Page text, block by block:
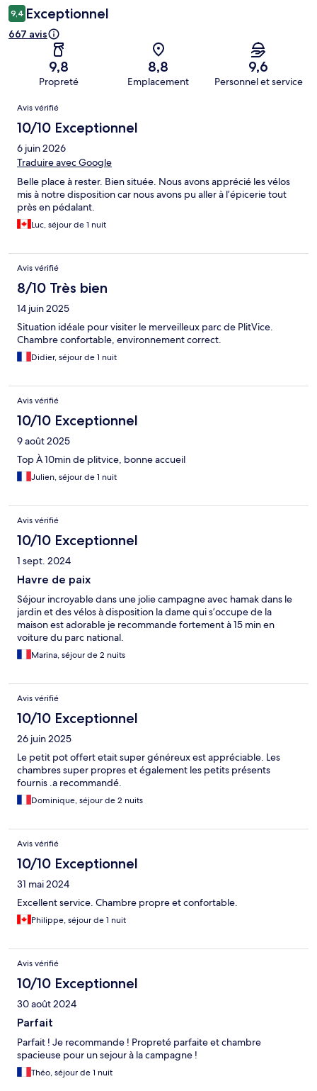
9,4 Exceptionnel
667 avis
9,8
Propreté
8,8
Emplacement
9,6
Personnel et service
Avis
Avis vérifié
10/10 Exceptionnel
6 juin 2026
Traduire avec Google
Belle place à rester. Bien située. Nous avons apprécié les vélos
mis à notre disposition car nous avons pu aller à l’épicerie tout
près en pédalant.
Luc, séjour de 1 nuit
Avis vérifié
8/10 Très bien
14 juin 2025
Situation idéale pour visiter le merveilleux parc de PlitVice.
Chambre confortable, environnement correct.
Didier, séjour de 1 nuit
Avis vérifié
10/10 Exceptionnel
9 août 2025
Top À 10min de plitvice, bonne accueil
Julien, séjour de 1 nuit
Avis vérifié
10/10 Exceptionnel
1 sept. 2024
Havre de paix
Séjour incroyable dans une jolie campagne avec hamak dans le
jardin et des vélos à disposition la dame qui s’occupe de la
maison est adorable je recommande fortement à 15 min en
voiture du parc national.
Marina, séjour de 2 nuits
Avis vérifié
10/10 Exceptionnel
26 juin 2025
Le petit pot offert etait super généreux est appréciable. Les
chambres super propres et également les petits présents
fournis .a recommandé.
Dominique, séjour de 2 nuits
Avis vérifié
10/10 Exceptionnel
31 mai 2024
Excellent service. Chambre propre et confortable.
Philippe, séjour de 1 nuit
Avis vérifié
10/10 Exceptionnel
30 août 2024
Parfait
Parfait ! Je recommande ! Propreté parfaite et chambre
spacieuse pour un sejour à la campagne !
Théo, séjour de 1 nuit